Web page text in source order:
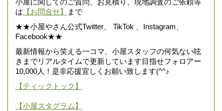
小屋に関してのご質問、お見積り、現地調査のご依頼等
は 【お問合せ】
まで
★★小屋やさん公式Twitter、 TikTok 、Instagram、
Facebook★★
最新情報から笑える一コマ、小屋スタッフの何気ない呟
きまでリアルタイムで更新しています目指せフォロアー
10,000人！是非応援宜しくお願い致します(^^♪
【ティックトック】
【小屋スタグラム】